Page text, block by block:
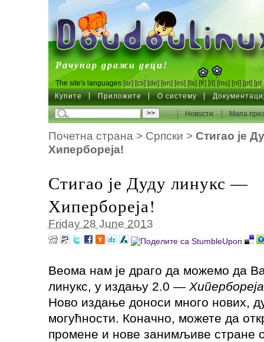
DoudouLinux
Рачунар дражи деци!
The site's languages [ar] [cs] [de] [en] [es] [fa] [fr] [it] [ms] [nl] [pt]
Купите Приложите О систему
Новости Мапа
Почетна страна > Српски > Стигао је
Хипербореја!
Стигао је Дуду линукс —
Хипербореја!
Friday 28 June 2013
Веома нам је драго да можемо да
линукс, у издању 2.0 — Хипербореја
Ново издање доноси много нових,
могућности. Коначно, можете да
промене и нове занимљиве стране